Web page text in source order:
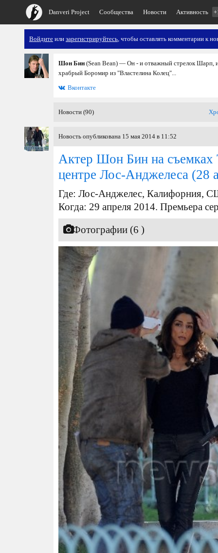
Danveri Project Сообщества Новости Активность
Войдите или зарегистрируйтесь, чтобы оставлять комментарии к
Шон Бин (Sean Bean) — Он - и отважный стрелок Шарп,
храбрый Боромир из "Властелина Колец"...
Вконтакте
Новости (90)
Новость опубликована 15 мая 2014 в 11:52
Актер Шон Бин на съемках
центре Лос-Анджелеса (28
Где: Лос-Анджелес, Калифорния,
Когда: 29 апреля 2014. Премьера
Фотографии (6 )